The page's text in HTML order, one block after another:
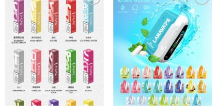
Add to
wishlist
Add to
wishlist